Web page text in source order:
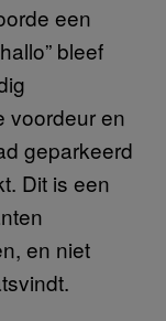
een
bleef
voordeur en
geparkeerd
Dit is een
en niet